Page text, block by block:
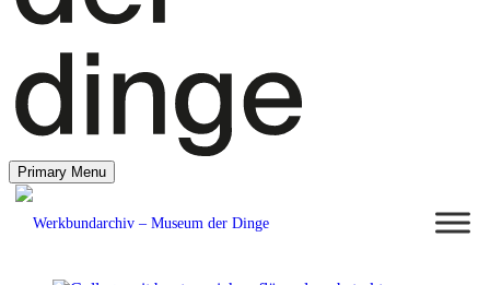
Primary Menu